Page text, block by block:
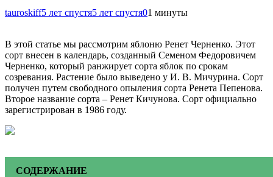
tauroskiff5 лет спустя5 лет спустя01 минуты
В этой статье мы рассмотрим яблоню Ренет Черненко. Этот
сорт внесен в календарь, созданный Семеном Федоровичем
Черненко, который ранжирует сорта яблок по срокам
созревания. Растение было выведено у И. В. Мичурина. Сорт
получен путем свободного опыления сорта Ренета Пепенова.
Второе название сорта – Ренет Кичунова. Сорт официально
зарегистрирован в 1986 году.
СОДЕРЖАНИЕ